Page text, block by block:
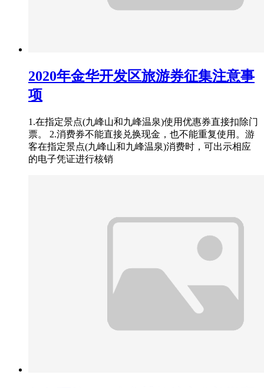
2020年金华开发区旅游券征集注意事
项
1.在指定景点(九峰山和九峰温泉)使用优惠券直接扣除门
票。 2.消费券不能直接兑换现金，也不能重复使用。游
客在指定景点(九峰山和九峰温泉)消费时，可出示相应
的电子凭证进行核销